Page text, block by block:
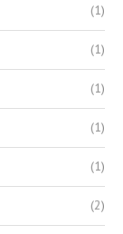
(1)
(1)
(1)
(1)
(1)
(2)